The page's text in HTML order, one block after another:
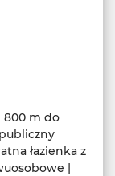
800 m do
łazienka z
|